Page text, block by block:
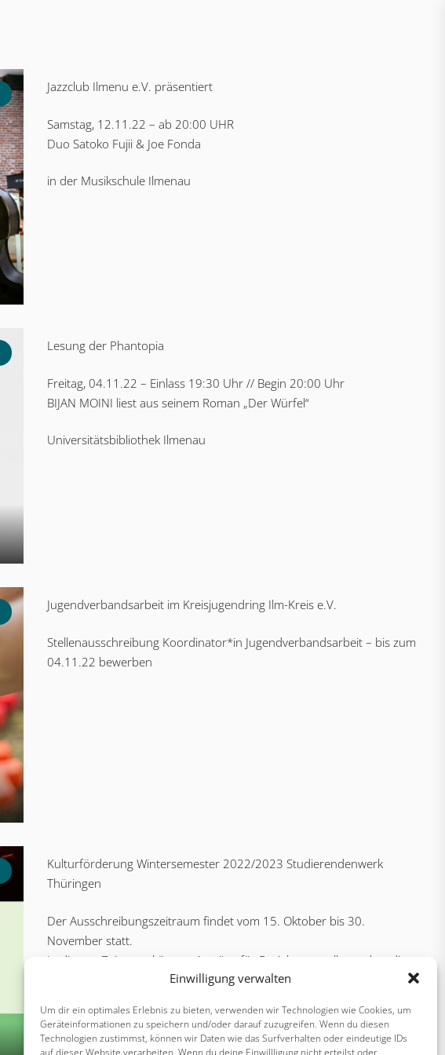
Einwilligung verwalten
Um dir ein optimales Erlebnis zu bieten, verwenden wir Technologien wie Cookies, um
Geräteinformationen zu speichern und/oder darauf zuzugreifen. Wenn du diesen
Technologien zustimmst, können wir Daten wie das Surfverhalten oder eindeutige IDs
auf dieser Website verarbeiten. Wenn du deine Einwillligung nicht erteilst oder
Jazzclub Ilmenu e.V. präsentiert
Samstag, 12.11.22 – ab 20:00 UHR
Duo Satoko Fujii & Joe Fonda
in der Musikschule Ilmenau
Lesung der Phantopia
Freitag, 04.11.22 – Einlass 19:30 Uhr // Begin 20:00 Uhr
BIJAN MOINI liest aus seinem Roman „Der Würfel“
Universitätsbibliothek Ilmenau
Jugendverbandsarbeit im Kreisjugendring Ilm-Kreis e.V.
Stellenausschreibung Koordinator*in Jugendverbandsarbeit – bis zum
04.11.22 bewerben
Kulturförderung Wintersemester 2022/2023 Studierendenwerk
Thüringen
Der Ausschreibungszeitraum findet vom 15. Oktober bis 30.
November statt.
In diesem Zeitraum können Anträge für Projekte gestellt werden, die
von 15. Dezember des Jahres bis 30. Juni des Folgejahres